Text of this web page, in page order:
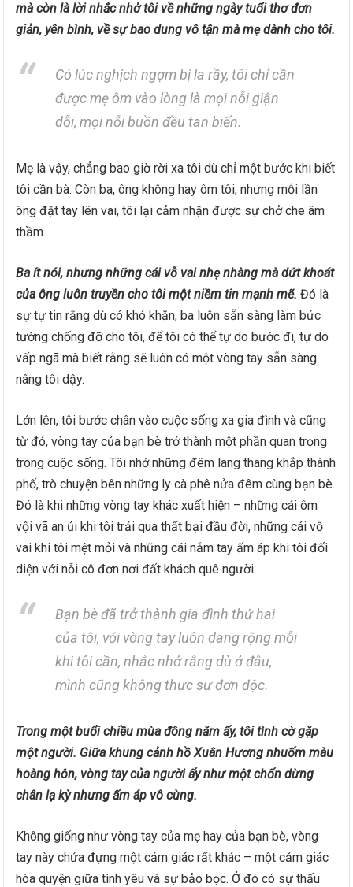
mà còn là lời nhắc nhở tôi về những ngày tuổi thơ đơn
giản, yên bình, về sự bao dung vô tận mà mẹ dành cho tôi.
Có lúc nghịch ngợm bị la rầy, tôi chỉ cần
được mẹ ôm vào lòng là mọi nỗi giận
dỗi, mọi nỗi buồn đều tan biến.
Mẹ là vậy, chẳng bao giờ rời xa tôi dù chỉ một bước khi biết
tôi cần bà. Còn ba, ông không hay ôm tôi, nhưng mỗi lần
ông đặt tay lên vai, tôi lại cảm nhận được sự chở che âm
thầm.
Ba ít nói, nhưng những cái vỗ vai nhẹ nhàng mà dứt khoát
của ông luôn truyền cho tôi một niềm tin mạnh mẽ. Đó là
sự tự tin rằng dù có khó khăn, ba luôn sẵn sàng làm bức
tường chống đỡ cho tôi, để tôi có thể tự do bước đi, tự do
vấp ngã mà biết rằng sẽ luôn có một vòng tay sẵn sàng
nâng tôi dậy.
Lớn lên, tôi bước chân vào cuộc sống xa gia đình và cũng
từ đó, vòng tay của bạn bè trở thành một phần quan trọng
trong cuộc sống. Tôi nhớ những đêm lang thang khắp thành
phố, trò chuyện bên những ly cà phê nửa đêm cùng bạn bè.
Đó là khi những vòng tay khác xuất hiện – những cái ôm
vội vã an ủi khi tôi trải qua thất bại đầu đời, những cái vỗ
vai khi tôi mệt mỏi và những cái nắm tay ấm áp khi tôi đối
diện với nỗi cô đơn nơi đất khách quê người.
Bạn bè đã trở thành gia đình thứ hai
của tôi, với vòng tay luôn dang rộng mỗi
khi tôi cần, nhắc nhở rằng dù ở đâu,
mình cũng không thực sự đơn độc.
Trong một buổi chiều mùa đông năm ấy, tôi tình cờ gặp
một người. Giữa khung cảnh hồ Xuân Hương nhuốm màu
hoàng hôn, vòng tay của người ấy như một chốn dừng
chân lạ kỳ nhưng ấm áp vô cùng.
Không giống như vòng tay của mẹ hay của bạn bè, vòng
tay này chứa đựng một cảm giác rất khác – một cảm giác
hòa quyện giữa tình yêu và sự bảo bọc. Ở đó có sự thấu